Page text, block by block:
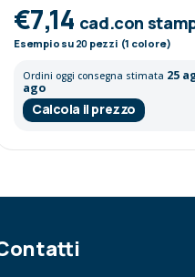
€7,14 cad.con
Esempio su 20 pezzi (1 colore)
Ordini oggi consegna stimata 25
ago
Calcola il prezzo